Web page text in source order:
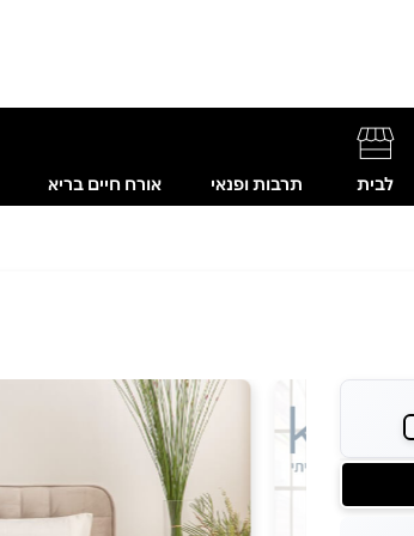
לבית תרבות ופנאי אורח חיים בריא